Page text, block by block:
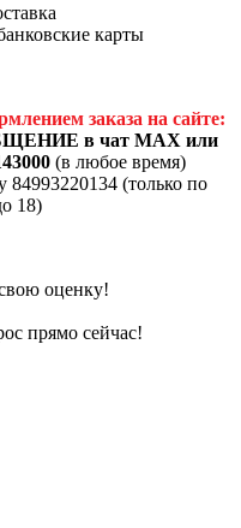
карты
заказа на сайте:
в чат MAX или
(в любое время)
84993220134 (только по
18)
оценку!
прямо сейчас!